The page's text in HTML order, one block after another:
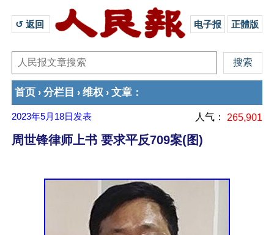
↺ 返回 电子报 正體版
首页 › 分栏目 › 维权 › 文章 ：
2023年5月18日 发表 人气： 265,901
周世锋律师上书 要求平反709案(图)